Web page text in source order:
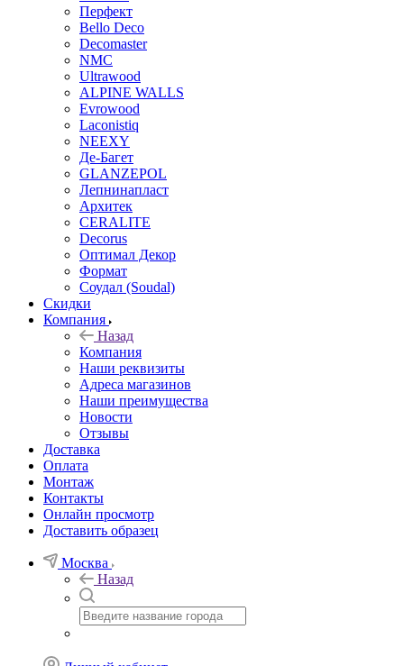
Перфект
Bello Deco
Decomaster
NMС
Ultrawood
ALPINE WALLS
Evrowood
Laconistiq
NEEXY
Де-Багет
GLANZEPOL
Лепнинапласт
Архитек
CERALITE
Decorus
Оптимал Декор
Формат
Соудал (Soudal)
Скидки
Компания
Назад
Компания
Наши реквизиты
Адреса магазинов
Наши преимущества
Новости
Отзывы
Доставка
Оплата
Монтаж
Контакты
Онлайн просмотр
Доставить образец
Москва
Назад